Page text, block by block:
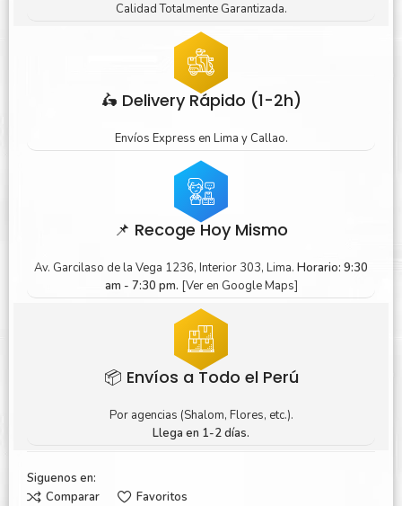
Calidad Totalmente Garantizada.
🛵 Delivery Rápido (1-2h)
Envíos Express en Lima y Callao.
📌 Recoge Hoy Mismo
Av. Garcilaso de la Vega 1236, Interior 303, Lima. Horario: 9:30
am - 7:30 pm. [Ver en Google Maps]
📦 Envíos a Todo el Perú
Por agencias (Shalom, Flores, etc.).
Llega en 1-2 días.
Siguenos en:
Comparar
Favoritos